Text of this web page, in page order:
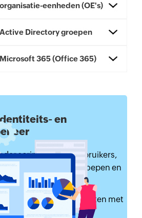
eenheden (OE's)
Directory groepen
365 (Office 365)
en
scripts van AD gebruikers,
contactpersonen, groepen en
200 voorverpakte rapporten met
rapportbouwer